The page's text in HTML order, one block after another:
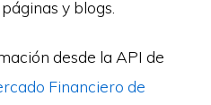
y blogs.
desde la API de
Financiero de